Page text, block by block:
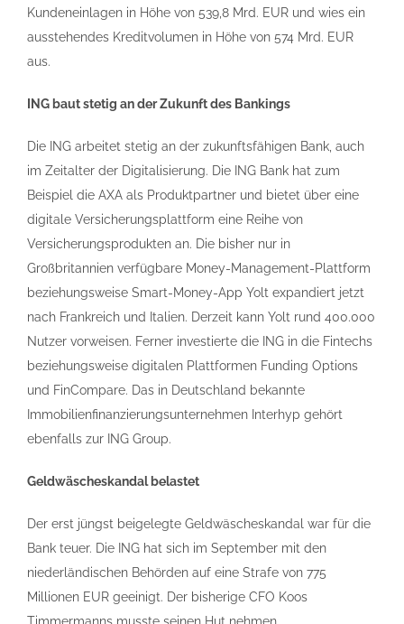
Kundeneinlagen in Höhe von 539,8 Mrd. EUR und wies ein
ausstehendes Kreditvolumen in Höhe von 574 Mrd. EUR
aus.
ING baut stetig an der Zukunft des Bankings
Die ING arbeitet stetig an der zukunftsfähigen Bank, auch
im Zeitalter der Digitalisierung. Die ING Bank hat zum
Beispiel die AXA als Produktpartner und bietet über eine
digitale Versicherungsplattform eine Reihe von
Versicherungsprodukten an. Die bisher nur in
Großbritannien verfügbare Money-Management-Plattform
beziehungsweise Smart-Money-App Yolt expandiert jetzt
nach Frankreich und Italien. Derzeit kann Yolt rund 400.000
Nutzer vorweisen. Ferner investierte die ING in die Fintechs
beziehungsweise digitalen Plattformen Funding Options
und FinCompare. Das in Deutschland bekannte
Immobilienfinanzierungsunternehmen Interhyp gehört
ebenfalls zur ING Group.
Geldwäscheskandal belastet
Der erst jüngst beigelegte Geldwäscheskandal war für die
Bank teuer. Die ING hat sich im September mit den
niederländischen Behörden auf eine Strafe von 775
Millionen EUR geeinigt. Der bisherige CFO Koos